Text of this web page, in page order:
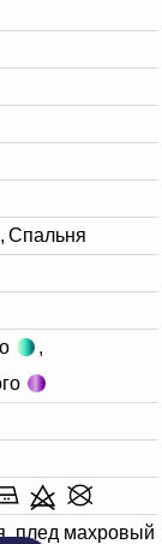
, Спальня
,
плед махровый